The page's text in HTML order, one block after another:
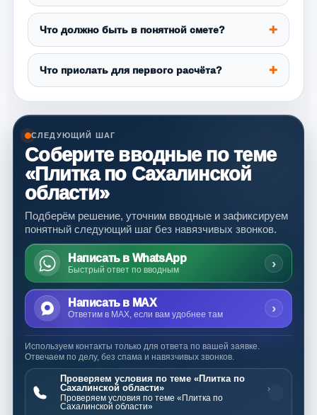
Что должно быть в понятной смете?
Что прислать для первого расчёта?
СЛЕДУЮЩИЙ ШАГ
Соберите вводные по теме
«Плитка по Сахалинской
области»
Подберём решение, уточним вводные и зафиксируем
понятный следующий шаг без навязчивых звонков.
Написать в WhatsApp
Быстрый ответ по вводным ›
Написать в MAX
Ответим в MAX, если вам удобнее там ›
Используем контакты только для ответа по вашей заявке.
Отвечаем по делу, без спама и навязчивых звонков.
Проверяем условия по теме «Плитка по
Сахалинской области»
Проверяем условия по теме «Плитка по
Сахалинской области»
›